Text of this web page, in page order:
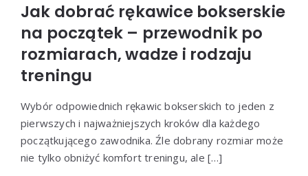
Jak dobrać rękawice bokserskie
na początek – przewodnik po
rozmiarach, wadze i rodzaju
treningu
Wybór odpowiednich rękawic bokserskich to jeden z
pierwszych i najważniejszych kroków dla każdego
początkującego zawodnika. Źle dobrany rozmiar może
nie tylko obniżyć komfort treningu, ale […]